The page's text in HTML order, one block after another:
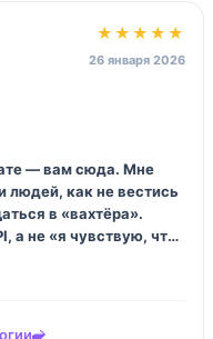
★★★★★
26 января 2026
— вам сюда. Мне
людей, как не вестись
в «вахтёра».
а не «я чувствую, что
я пересобрала